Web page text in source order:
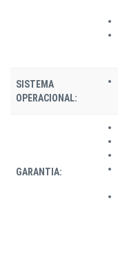
SISTEMA
OPERACIONAL:
GARANTIA: